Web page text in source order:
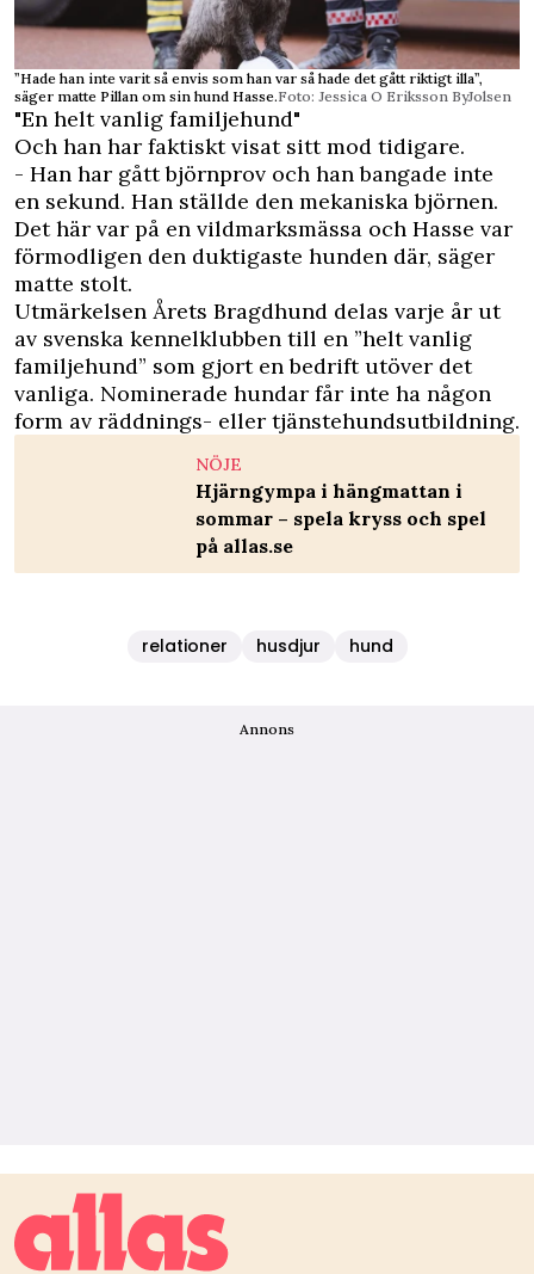
”Hade han inte varit så envis som han var så hade det gått riktigt illa”,
säger matte Pillan om sin hund Hasse.Foto: Jessica O Eriksson ByJolsen
"En helt vanlig familjehund"
Och han har faktiskt visat sitt mod tidigare.
- Han har gått björnprov och han bangade inte
en sekund. Han ställde den mekaniska björnen.
Det här var på en vildmarksmässa och Hasse var
förmodligen den duktigaste hunden där, säger
matte stolt.
Utmärkelsen Årets Bragdhund delas varje år ut
av svenska kennelklubben till en ”helt vanlig
familjehund” som gjort en bedrift utöver det
vanliga. Nominerade hundar får inte ha någon
form av räddnings- eller tjänstehundsutbildning.
NÖJE
Hjärngympa i hängmattan i
sommar – spela kryss och spel
på allas.se
relationer husdjur hund
Annons